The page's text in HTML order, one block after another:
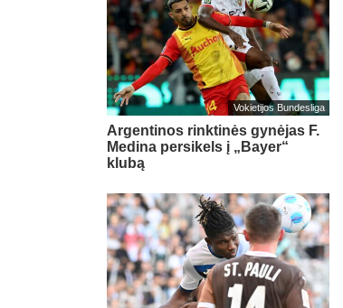
Vokietijos Bundesliga
Argentinos rinktinės gynėjas F.
Medina persikels į „Bayer“
klubą